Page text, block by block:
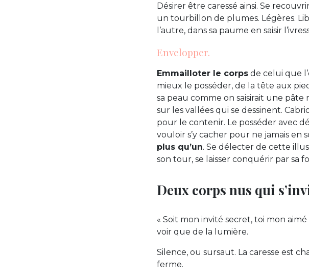
Désirer être caressé ainsi. Se
un tourbillon de plumes. Légères.
l’autre, dans sa paume en saisir
Envelopper.
Emmailloter le corps de celui que
mieux le posséder, de la tête aux
sa peau comme on saisirait une
sur les vallées qui se dessinent.
pour le contenir. Le posséder avec
vouloir s’y cacher pour ne jamais
plus qu’un. Se délecter de cette
son tour, se laisser conquérir par sa
Deux corps nus qui
« Soit mon invité secret, toi mon aimé
voir que de la lumière.
Silence, ou sursaut. La caresse est
ferme.